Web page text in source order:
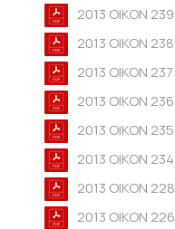
2013 OIKON 239
2013 OIKON 238
2013 OIKON 237
2013 OIKON 236
2013 OIKON 235
2013 OIKON 234
2013 OIKON 228
2013 OIKON 226